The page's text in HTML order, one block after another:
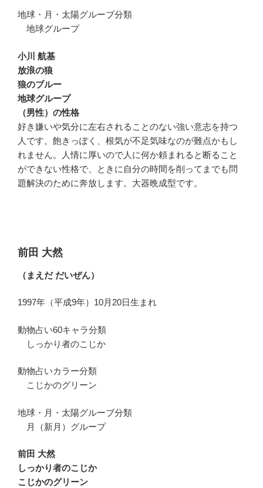
地球・月・太陽グルーブ分類
地球グループ
小川 航基
放浪の狼
狼のブルー
地球グループ
（男性）の性格
好き嫌いや気分に左右されることのない強い意志を持つ
人です。飽きっぽく、根気が不足気味なのが難点かもし
れません。人情に厚いので人に何か頼まれると断ること
ができない性格で、ときに自分の時間を削ってまでも問
題解決のために奔放します。大器晩成型です。
前田 大然
（まえだ だいぜん）
1997年（平成9年）10月20日生まれ
動物占い60キャラ分類
しっかり者のこじか
動物占いカラー分類
こじかのグリーン
地球・月・太陽グルーブ分類
月（新月）グループ
前田 大然
しっかり者のこじか
こじかのグリーン